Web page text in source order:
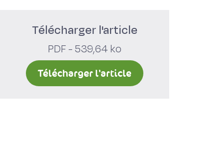
Télécharger l'article
PDF - 539,64 ko
Télécharger l'article